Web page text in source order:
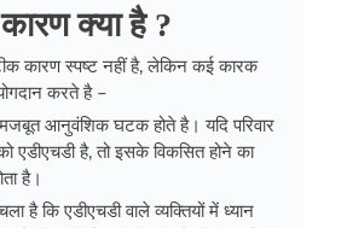
क्या है ?
कारण स्पष्ट नहीं है, लेकिन कई कारक
करते है –
आनुवंशिक घटक होते है। यदि परिवार
एडीएचडी है, तो इसके विकसित होने का
है।
है कि एडीएचडी वाले व्यक्तियों में ध्यान